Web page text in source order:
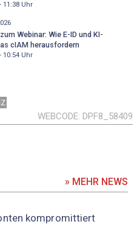
11:38Uhr
Webinar: Wie E-ID und KI-
cIAM herausfordern
10:54Uhr
WEBCODE DPF8_58409
» MEHR NEWS
kompromittiert